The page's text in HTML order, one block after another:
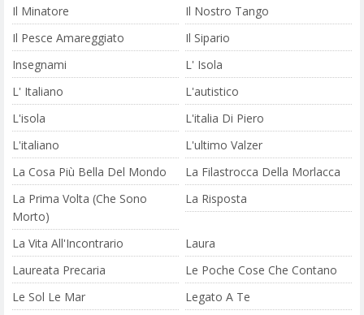
Il Minatore
Il Nostro Tango
Il Pesce Amareggiato
Il Sipario
Insegnami
L' Isola
L' Italiano
L'autistico
L'isola
L'italia Di Piero
L'italiano
L'ultimo Valzer
La Cosa Più Bella Del Mondo
La Filastrocca Della Morlacca
La Prima Volta (Che Sono
Morto)
La Risposta
La Vita All'Incontrario
Laura
Laureata Precaria
Le Poche Cose Che Contano
Le Sol Le Mar
Legato A Te